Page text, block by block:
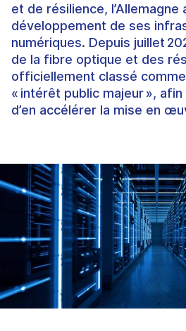
et de résilience, l’Allemagne
développement de ses
numériques. Depuis juillet
de la fibre optique et des
officiellement classé comme
« intérêt public majeur »,
d’en accélérer la mise en